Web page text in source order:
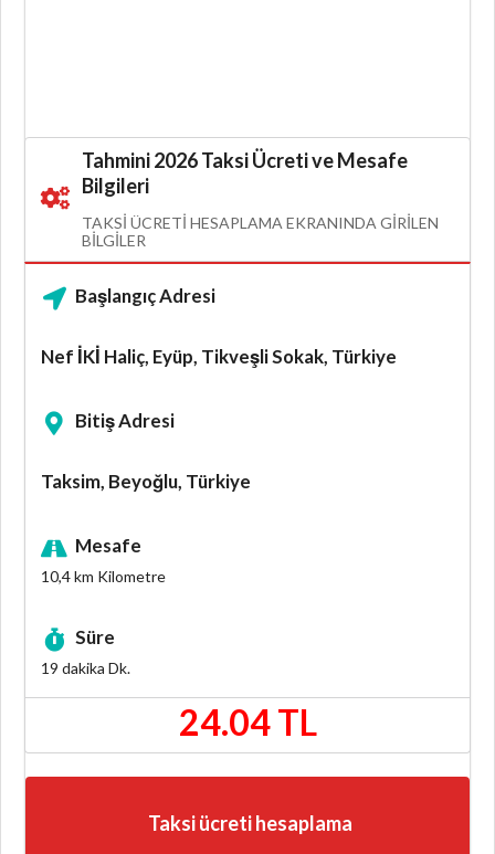
Tahmini 2026 Taksi Ücreti ve Mesafe
Bilgileri
TAKSI ÜCRETI HESAPLAMA EKRANINDA GIRILEN
BILGILER
Başlangıç Adresi
Nef İKİ Haliç, Eyüp, Tikveşli Sokak, Türkiye
Bitiş Adresi
Taksim, Beyoğlu, Türkiye
Mesafe
10,4 km Kilometre
Süre
19 dakika Dk.
24.04 TL
Taksi ücreti hesaplama